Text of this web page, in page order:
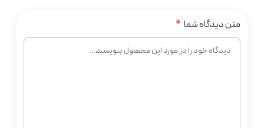
متن دیدگاه شما *